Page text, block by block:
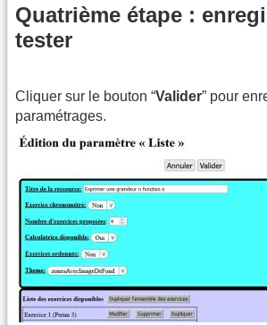
Quatrième étape :
tester
Cliquer sur le bouton “Valider” pour
paramétrages.